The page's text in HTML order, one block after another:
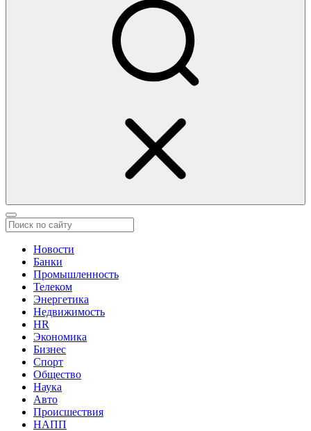
Новости
Банки
Промышленность
Телеком
Энергетика
Недвижимость
HR
Экономика
Бизнес
Спорт
Общество
Наука
Авто
Происшествия
НАПП